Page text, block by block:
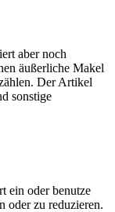
aber noch
äußerliche Makel
Der Artikel
sonstige
ein oder benutze
oder zu reduzieren.